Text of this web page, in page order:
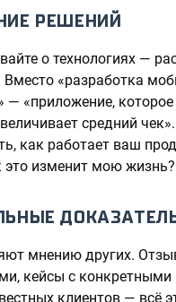
РЕШЕНИЙ
о технологиях —
Вместо «разработка
— «приложение,
средний
как работает ваш
это изменит мою
мнению других.
кейсы с
клиентов — всё